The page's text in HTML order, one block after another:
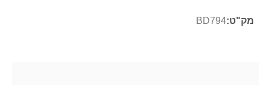
מידע
BD794